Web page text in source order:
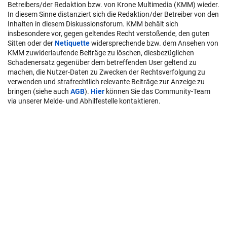
Betreibers/der Redaktion bzw. von Krone Multimedia (KMM) wieder.
In diesem Sinne distanziert sich die Redaktion/der Betreiber von den
Inhalten in diesem Diskussionsforum. KMM behält sich
insbesondere vor, gegen geltendes Recht verstoßende, den guten
Sitten oder derNetiquettewidersprechende bzw. dem Ansehen von
KMM zuwiderlaufende Beiträge zu löschen, diesbezüglichen
Schadenersatz gegenüber dem betreffenden User geltend zu
machen, die Nutzer-Daten zu Zwecken der Rechtsverfolgung zu
verwenden und strafrechtlich relevante Beiträge zur Anzeige zu
bringen (siehe auch AGB). Hier können Sie das Community-Team
via unserer Melde- und Abhilfestelle kontaktieren.